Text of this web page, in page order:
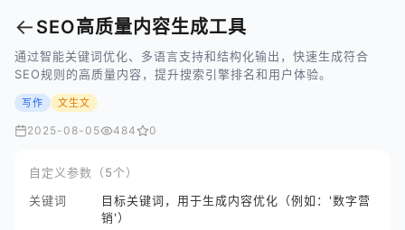
← SEO高质量内容生成工具
通过智能关键词优化、多语言支持和结构化输出，快速生成符合
SEO规则的高质量内容，提升搜索引擎排名和用户体验。
写作 文生文
2025-08-05 484 0
自定义参数（5个）
关键词
目标关键词，用于生成内容优化（例如：'数字营
销'）